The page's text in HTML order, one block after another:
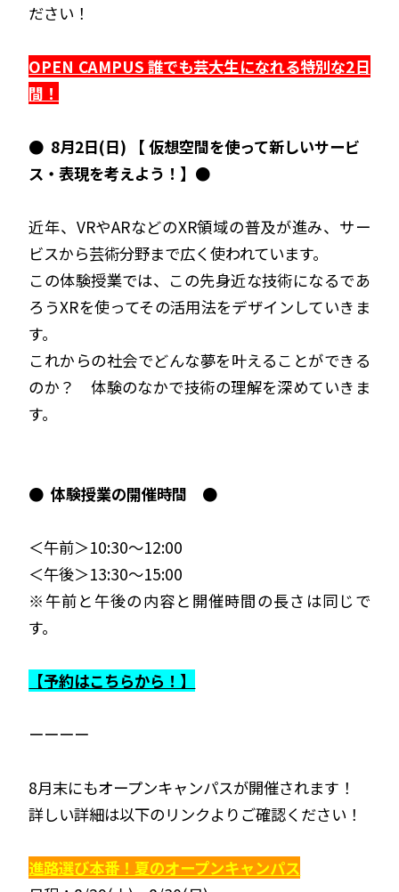
ださい！
OPEN CAMPUS 誰でも芸大生になれる特別な2日
間！
● 8月2日(日) 【 仮想空間を使って新しいサービ
ス・表現を考えよう！】●
近年、VRやARなどのXR領域の普及が進み、サー
ビスから芸術分野まで広く使われています。
この体験授業では、この先身近な技術になるであ
ろうXRを使ってその活用法をデザインしていきま
す。
これからの社会でどんな夢を叶えることができる
のか？ 体験のなかで技術の理解を深めていきま
す。
●体験授業の開催時間 ●
＜午前＞10:30～12:00
＜午後＞13:30～15:00
※午前と午後の内容と開催時間の長さは同じで
す。
【予約はこちらから！】
ーーーー
8月末にもオープンキャンパスが開催されます！
詳しい詳細は以下のリンクよりご確認ください！
進路選び本番！夏のオープンキャンパス